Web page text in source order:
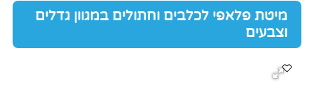
מיטת פלאפי לכלבים וחתולים במגוון גדלים
וצבעים